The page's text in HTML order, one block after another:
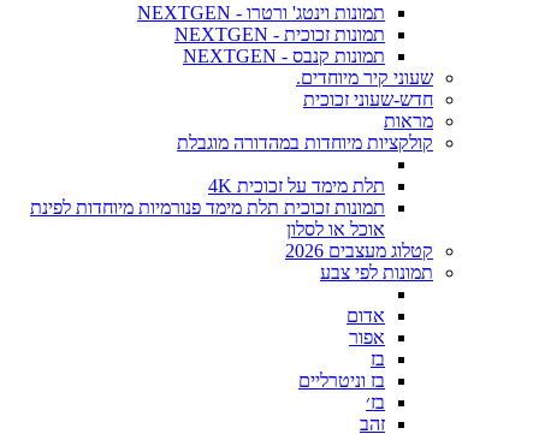
תמונות וינטג' ורטרו - NEXTGEN
תמונות זכוכית - NEXTGEN
תמונות קנבס - NEXTGEN
שעוני קיר מיוחדים.
חדש-שעוני זכוכית
מראות
קולקציות מיוחדות במהדורה מוגבלת
תלת מימד על זכוכית 4K
תמונות זכוכית תלת מימד פנורמיות מיוחדות לפינת
אוכל או לסלון
קטלוג מעצבים 2026
תמונות לפי צבע
אדום
אפור
בז
בז וניטרליים
בז׳
זהב